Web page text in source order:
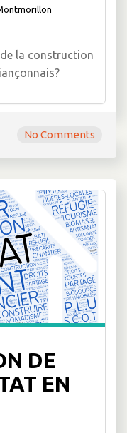
la construction
No Comments
DE
EN